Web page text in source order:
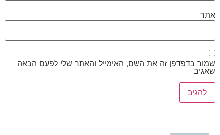
אתר
שמור בדפדפן זה את השם, האימייל והאתר שלי לפעם הבאה
שאגיב.